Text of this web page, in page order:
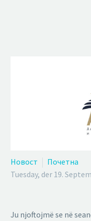
Новост
Почетна
Tuesday, der 19.
Ju njoftojmë se në